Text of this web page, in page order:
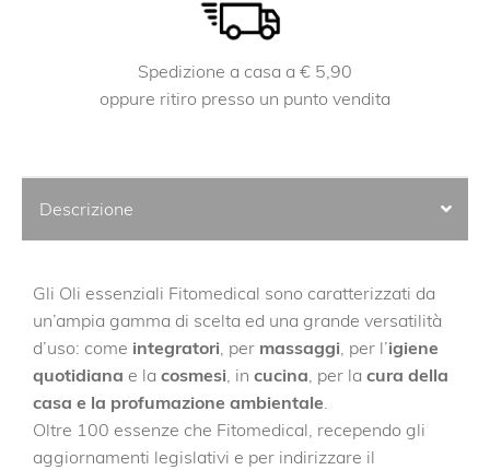
Spedizione a casa a € 5,90
oppure ritiro presso un punto vendita
Descrizione
Gli Oli essenziali Fitomedical sono caratterizzati da
un’ampia gamma di scelta ed una grande versatilità
d’uso: come integratori , per massaggi , per l’igiene
quotidiana e la cosmesi , in cucina , per la cura della
casa e la profumazione ambientale
Oltre 100 essenze che Fitomedical, recependo gli
aggiornamenti legislativi e per indirizzare il